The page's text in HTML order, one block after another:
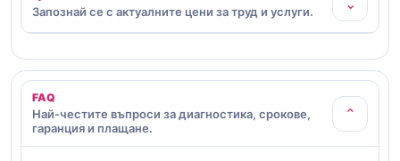
Запознай се с актуалните цени за труд и услуги. ⌄
FAQ
Най-честите въпроси за диагностика, срокове,
гаранция и плащане.
⌄